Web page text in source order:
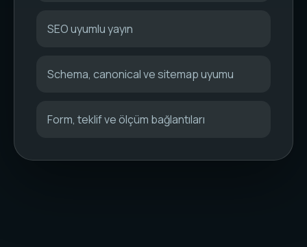
SEO uyumlu yayın
Schema, canonical ve sitemap uyumu
Form, teklif ve ölçüm bağlantıları